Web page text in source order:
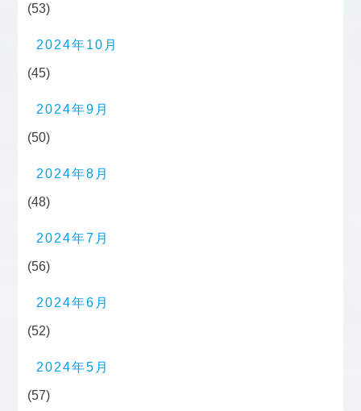
(53)
2024年10月
(45)
2024年9月
(50)
2024年8月
(48)
2024年7月
(56)
2024年6月
(52)
2024年5月
(57)